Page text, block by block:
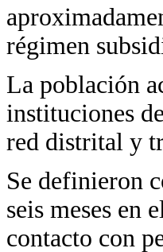
régimen
La población
instituciones
red distrital y
Se definieron
seis meses en
contacto con